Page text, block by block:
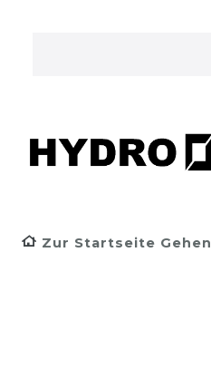
Zur Startseite Gehen